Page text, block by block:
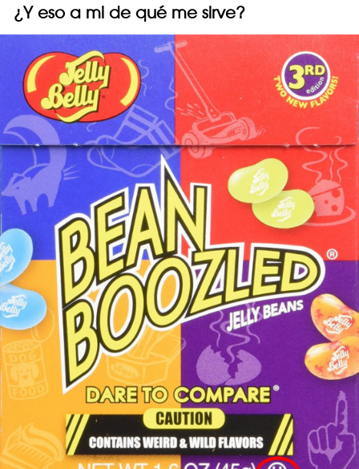
¿Y eso a mi de qué me sirve?